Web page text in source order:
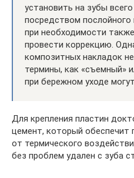
установить на зубы
посредством послойного
при необходимости
провести коррекцию.
композитных накладок
термины, как «съемный»
при бережном уходе
Для крепления пластин
цемент, который обеспечит
от термического
без проблем удален с зуба